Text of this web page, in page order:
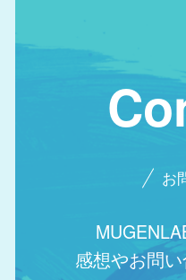
お
感想やお問